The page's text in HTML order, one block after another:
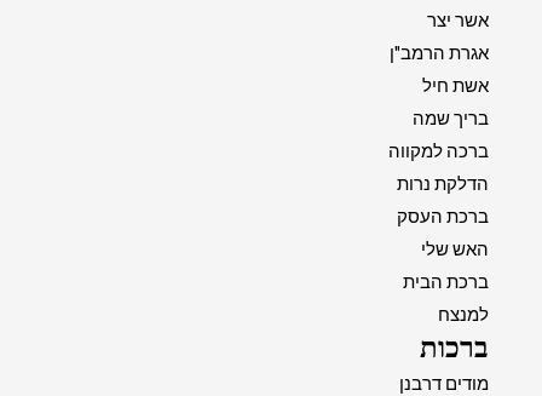
אשר יצר
אגרת הרמב"ן
אשת חיל
בריך שמה
ברכה למקווה
הדלקת נרות
ברכת העסק
האש שלי
ברכת הבית
למנצח
ברכות
מודים דרבנן